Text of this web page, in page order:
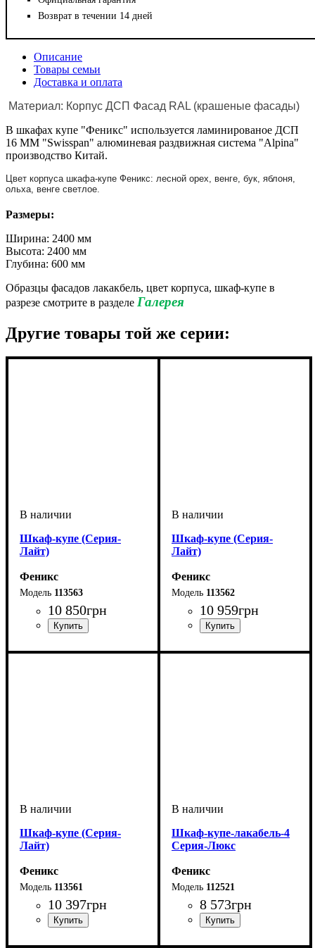
Возврат в течении 14 дней
Описание
Товары семьи
Доставка и оплата
Материал: Корпус ДСП Фасад RAL (крашеные фасады)
В шкафах купе "Феникс" используется ламинированое ДСП
16 ММ "Swisspan" алюминевая раздвижная система "Alpina"
производство Китай.
Цвет корпуса шкафа-купе Феникс: лесной орех, венге, бук, яблоня,
ольха, венге светлое.
Размеры:
Ширина: 2400 мм
Высота: 2400 мм
Глубина: 600 мм
Образцы фасадов лакакбель, цвет корпуса, шкаф-купе в
разрезе смотрите в разделе Галерея
Другие товары той же серии:
Шкаф-купе (Серия-
Лайт)
Феникс
113563
10 850грн
Шкаф-купе (Серия-
Лайт)
Феникс
113562
10 959грн
Шкаф-купе (Серия-
Лайт)
Феникс
113561
10 397грн
Шкаф-купе-лакабель-4
Серия-Люкс
Феникс
112521
8 573грн